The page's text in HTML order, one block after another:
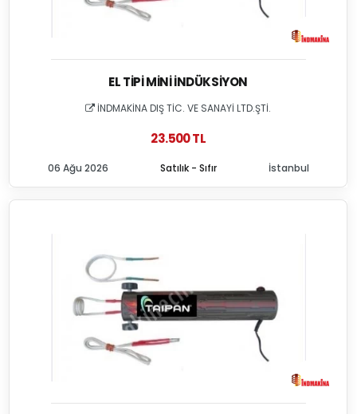
EL TIPI MINI İNDÜKSIYON
İNDMAKİNA DIŞ TİC. VE SANAYİ LTD.ŞTİ.
23.500 TL
Satılık - Sıfır
06 Ağu 2026 İstanbul